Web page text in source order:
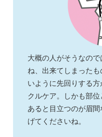
大概の人がそうなの
ね、出来てしまった
いように先回りする
クルケア。しかも部
あると目立つのが眉
げてくださいね。